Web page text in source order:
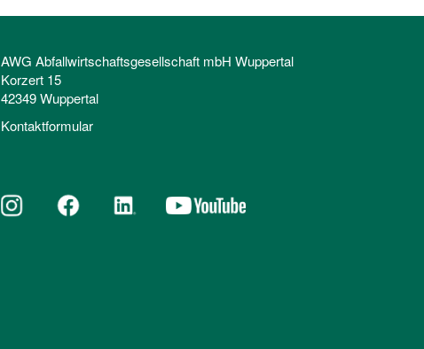
AWG Abfallwirtschaftsgesellschaft mbH Wuppertal
Korzert 15
42349 Wuppertal
Kontaktformular